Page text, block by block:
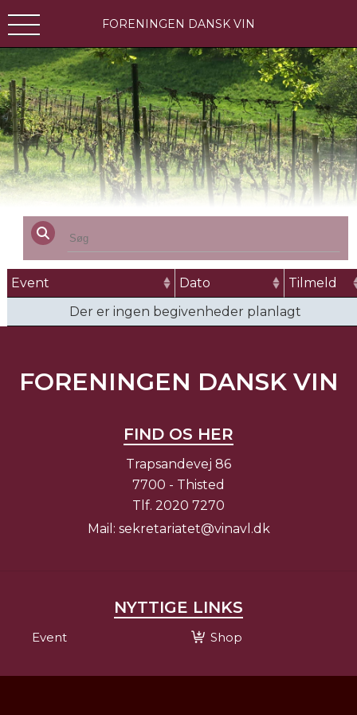
FORENINGEN DANSK VIN
Event Dato
Tilmeld
Der er ingen begivenheder planlagt
FORENINGEN DANSK VIN
FIND OS HER
Trapsandevej 86
7700 - Thisted
Tlf. 2020 7270
Mail: sekretariatet@vinavl.dk
NYTTIGE LINKS
Event Shop